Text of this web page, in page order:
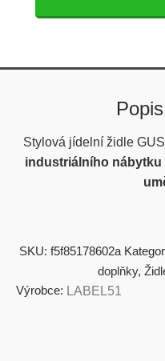
Stylová jídelní židle
industriálního nábytku
SKU: f5f85178602a
doplňky,
Výrobce: LABEL51